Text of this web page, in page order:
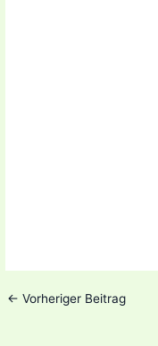
← Vorheriger Beitrag